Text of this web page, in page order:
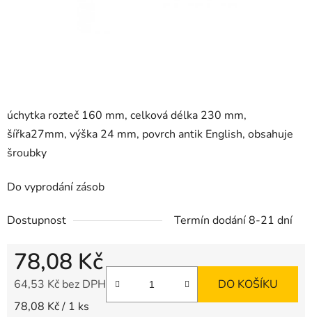
úchytka rozteč 160 mm, celková délka 230 mm,
šířka27mm, výška 24 mm, povrch antik English, obsahuje
šroubky
Do vyprodání zásob
Dostupnost Termín dodání 8-21 dní
78,08 Kč
64,53 Kč bez DPH
Měrná cena:
78,08 Kč / 1 ks
DO KOŠÍKU